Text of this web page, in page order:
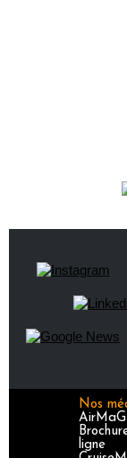
Nos
AirMaG
ligne